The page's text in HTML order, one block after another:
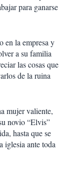
para ganarse
en la empresa y
a su familia
las cosas que
de la ruina
mujer valiente,
novio “Elvis”
hasta que se
iglesia ante toda